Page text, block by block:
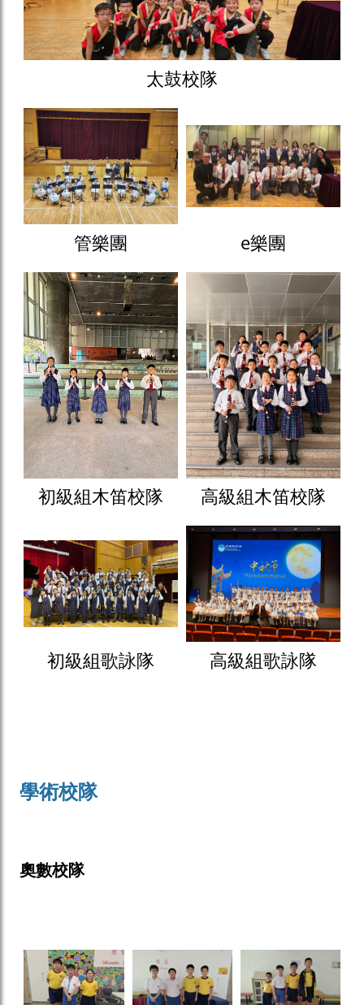
太鼓校隊
管樂團 e樂團
初級組木笛校隊 高級組木笛校隊
初級組歌詠隊 高級組歌詠隊
學術校隊
奧數校隊